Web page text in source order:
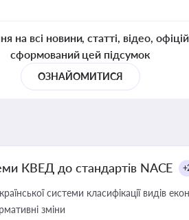
на всі новини, статті, відео,
сформований цей підсумок
ОЗНАЙОМИТИСЯ
КВЕД до стандартів NACE
системи класифікації видів
зміни